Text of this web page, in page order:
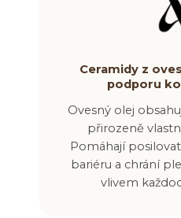
Ceramidy z
podporu
Ovesný olej
přirozeně
Pomáhají
bariéru a chrání
vlivem